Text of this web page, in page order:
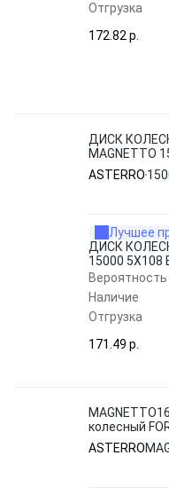
Отгрузка
172.82 p.
ДИСК
MAGNETTO
ASTERRO
ASTERRO
Лучшее
ДИСК
15000 5Х108
Вероятность
Наличие
Отгрузка
171.49 p.
колесный
черный
ASTERRO